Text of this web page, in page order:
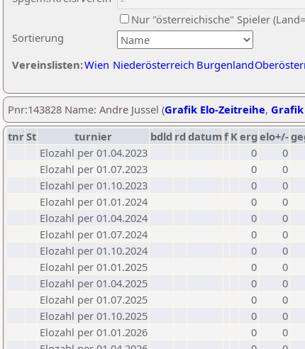
Sortierung
Nur "österreichische" Spieler
Vereinslisten:Wien Niederösterreich Burgenland
Pnr:143828 Name: Andre Jussel (Grafik Elo-Zeitreihe,
tnrSt turnier bdld rd datumf Kerg elo+/-
Elozahl per 01.04.2023
0
0
Elozahl per 01.07.2023
0
0
Elozahl per 01.10.2023
0
0
Elozahl per 01.01.2024
0
0
Elozahl per 01.04.2024
0
0
Elozahl per 01.07.2024
0
0
Elozahl per 01.10.2024
0
0
Elozahl per 01.01.2025
0
0
Elozahl per 01.04.2025
0
0
Elozahl per 01.07.2025
0
0
Elozahl per 01.10.2025
0
0
Elozahl per 01.01.2026
0
0